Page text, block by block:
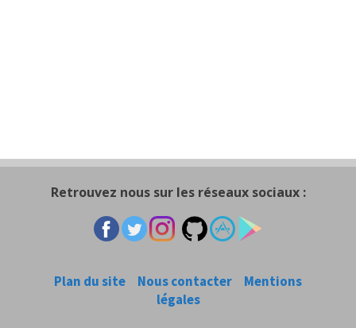
Retrouvez nous sur les réseaux sociaux :
Plan du site Nous contacter
Mentions
légales